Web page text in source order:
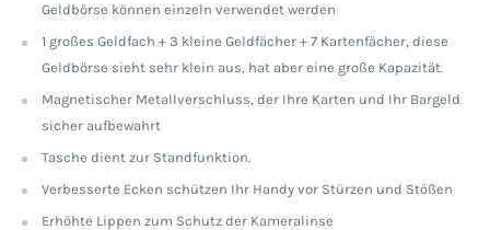
Geldbörse können einzeln verwendet werden
1 großes Geldfach + 3 kleine Geldfächer + 7 Kartenfächer, diese
Geldbörse sieht sehr klein aus, hat aber eine große Kapazität.
Magnetischer Metallverschluss, der Ihre Karten und Ihr Bargeld
sicher aufbewahrt
Tasche dient zur Standfunktion.
Verbesserte Ecken schützen Ihr Handy vor Stürzen und Stößen
Erhöhte Lippen zum Schutz der Kameralinse